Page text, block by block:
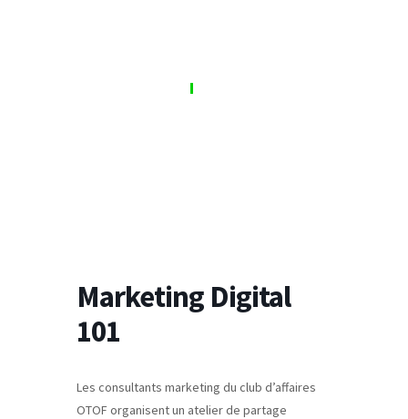
Marketing Digital
101
Les consultants marketing du club d’affaires
OTOF organisent un atelier de partage